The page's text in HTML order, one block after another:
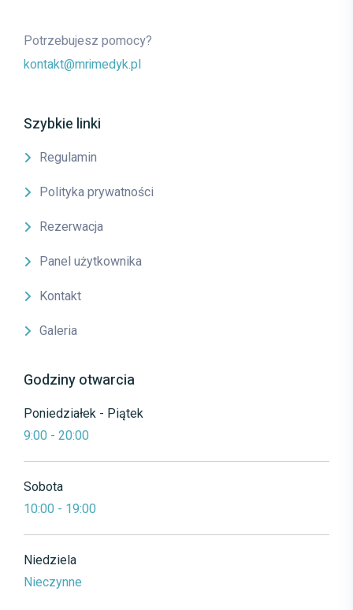
Potrzebujesz pomocy?
kontakt@mrimedyk.pl
Szybkie linki
Regulamin
Polityka prywatności
Rezerwacja
Panel użytkownika
Kontakt
Galeria
Godziny otwarcia
Poniedziałek - Piątek
9:00 - 20:00
Sobota
10:00 - 19:00
Niedziela
Nieczynne